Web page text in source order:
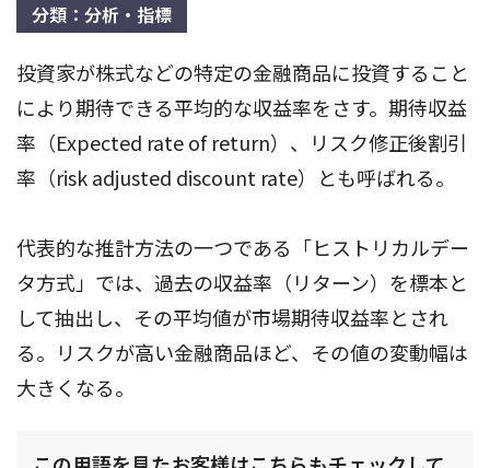
分類：分析・指標
投資家が株式などの特定の金融商品に投資すること
により期待できる平均的な収益率をさす。期待収益
率（Expected rate of return）、リスク修正後割引
率（risk adjusted discount rate）とも呼ばれる。
代表的な推計方法の一つである「ヒストリカルデー
タ方式」では、過去の収益率（リターン）を標本と
して抽出し、その平均値が市場期待収益率とされ
る。リスクが高い金融商品ほど、その値の変動幅は
大きくなる。